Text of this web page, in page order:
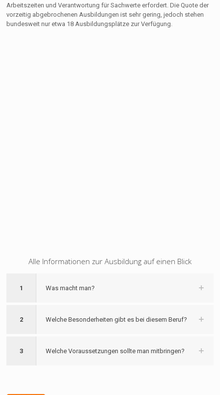
Arbeitszeiten und Verantwortung für Sachwerte erfordert. Die Quote der
vorzeitig abgebrochenen Ausbildungen ist sehr gering, jedoch stehen
bundesweit nur etwa 18 Ausbildungsplätze zur Verfügung.
Alle Informationen zur Ausbildung auf einen Blick
1 Was macht man?
2 Welche Besonderheiten gibt es bei diesem Beruf?
3 Welche Voraussetzungen sollte man mitbringen?